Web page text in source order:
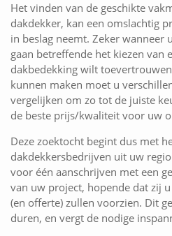
Het vinden van de geschikte
dakdekker, kan een omslachtig
in beslag neemt. Zeker wanneer
gaan betreffende het kiezen van
dakbedekking wilt
kunnen maken moet u
vergelijken om zo tot de juiste
de beste prijs/kwaliteit voor uw
Deze zoektocht begint dus met
dakdekkersbedrijven uit uw
voor één aanschrijven met een
van uw project, hopende dat zij
(en offerte) zullen voorzien. Dit
duren, en vergt de nodige